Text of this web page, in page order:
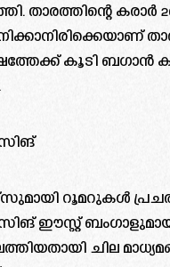
താരത്തിന്റെ കരാർ
കൂടി ബഗാൻ
റൂമറുകൾ
ഈസ്റ്റ്
ചില